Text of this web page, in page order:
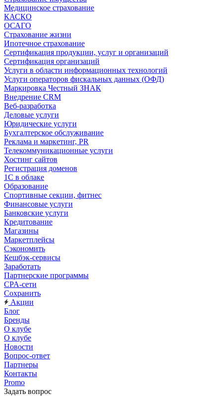
Медицинское страхование
КАСКО
ОСАГО
Страхование жизни
Ипотечное страхование
Сертификация продукции, услуг и организаций
Сертификация организаций
Услуги в области информационных технологий
Услуги операторов фискальных данных (ОФД)
Маркировка Честный ЗНАК
Внедрение CRM
Веб-разработка
Деловые услуги
Юридические услуги
Бухгалтерское обслуживание
Реклама и маркетинг, PR
Телекоммуникационные услуги
Хостинг сайтов
Регистрация доменов
1С в облаке
Образование
Спортивные секции, фитнес
Финансовые услуги
Банковские услуги
Кредитование
Магазины
Маркетплейсы
Сэкономить
Кешбэк-сервисы
Заработать
Партнерские программы
CPA-сети
Сохранить
Акции
Блог
Бренды
О клубе
О клубе
Новости
Вопрос-ответ
Партнеры
Контакты
Promo
Задать вопрос